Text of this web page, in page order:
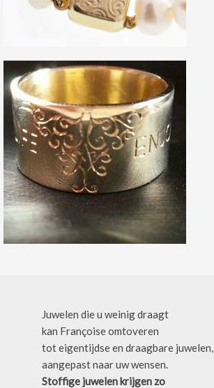
Juwelen die u weinig draagt
kan Françoise omtoveren
tot eigentijdse en draagbare juwelen,
aangepast naar uw wensen.
Stoffige juwelen krijgen zo